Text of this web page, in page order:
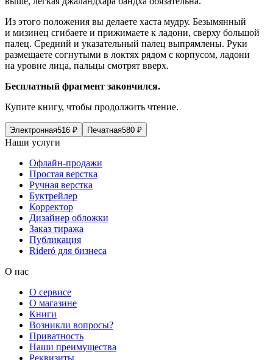
Из этого положения вы делаете хаста мудру. Безымянный
и мизинец сгибаете и прижимаете к ладони, сверху большой
палец. Средний и указательный палец выпрямлены. Руки
размещаете согнутыми в локтях рядом с корпусом, ладони
на уровне лица, пальцы смотрят вверх.
Бесплатный фрагмент закончился.
Купите книгу, чтобы продолжить чтение.
Электронная516 ₽ Печатная580 ₽
Наши услуги
Офлайн-продажи
Простая верстка
Ручная верстка
Буктрейлер
Корректор
Дизайнер обложки
Заказ тиража
Публикация
Rideró для бизнеса
О нас
О сервисе
О магазине
Книги
Возникли вопросы?
Приватность
Наши преимущества
Реквизиты